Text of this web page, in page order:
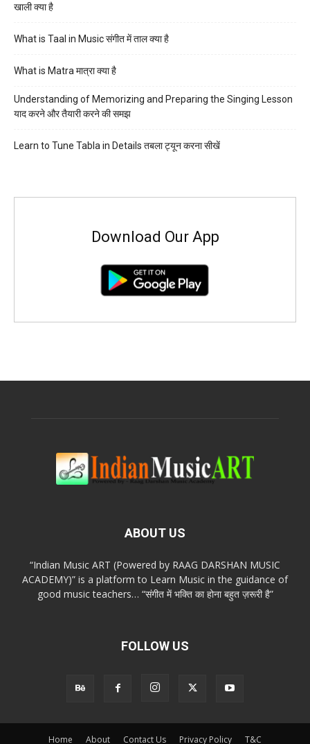
खाली क्या है
What is Taal in Music संगीत में ताल क्या है
What is Matra मात्रा क्या है
Understanding of Memorizing and Preparing the Singing Lesson
याद करने और तैयारी करने की समझ
Learn to Tune Tabla in Details तबला ट्यून करना सीखें
Download Our App
ABOUT US
“Indian Music ART (Powered by RAAG DARSHAN MUSIC
ACADEMY)” is a platform to Learn Music in the guidance of
good music teachers… “संगीत में भक्ति का होना बहुत ज़रूरी है”
FOLLOW US
Home About Contact Us Privacy Policy T&C